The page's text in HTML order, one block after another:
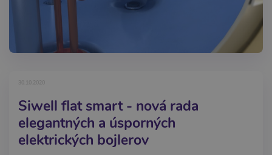
Siwell flat smart - nová rada
elegantných a úsporných
elektrických bojlerov